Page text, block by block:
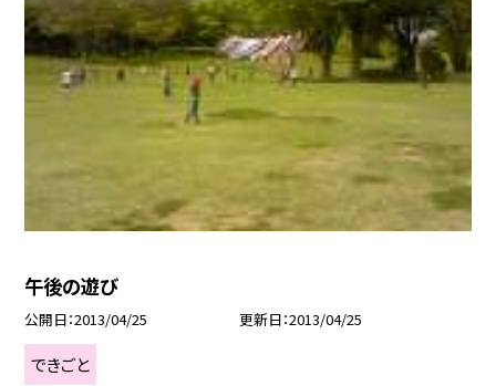
午後の遊び
公開日 2013/04/25 更新日 2013/04/25
できごと